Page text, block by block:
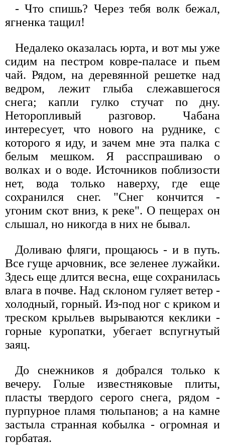
- Что спишь? Через тебя волк бежал,
ягненка тащил!
Недалеко оказалась юрта, и вот мы уже
сидим на пестром ковре-паласе и пьем
чай. Рядом, на деревянной решетке над
ведром, лежит глыба слежавшегося
снега; капли гулко стучат по дну.
Неторопливый разговор. Чабана
интересует, что нового на руднике, с
которого я иду, и зачем мне эта палка с
белым мешком. Я расспрашиваю о
волках и о воде. Источников поблизости
нет, вода только наверху, где еще
сохранился снег. "Снег кончится -
угоним скот вниз, к реке". О пещерах он
слышал, но никогда в них не бывал.
Доливаю фляги, прощаюсь - и в путь.
Все гуще арчовник, все зеленее лужайки.
Здесь еще длится весна, еще сохранилась
влага в почве. Над склоном гуляет ветер -
холодный, горный. Из-под ног с криком и
треском крыльев вырываются кеклики -
горные куропатки, убегает вспугнутый
заяц.
До снежников я добрался только к
вечеру. Голые известняковые плиты,
пласты твердого серого снега, рядом -
пурпурное пламя тюльпанов; а на камне
застыла странная кобылка - огромная и
горбатая.